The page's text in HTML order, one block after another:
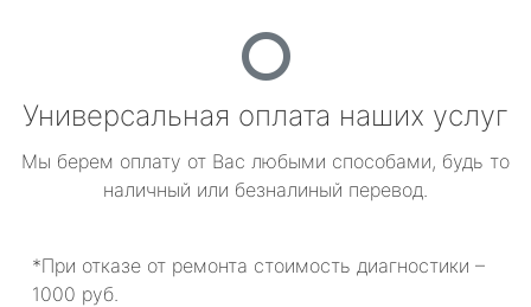
Универсальная оплата наших услуг
Мы берем оплату от Вас любыми способами, будь то
наличный или безналиный перевод.
*При отказе от ремонта стоимость диагностики –
1000 руб.